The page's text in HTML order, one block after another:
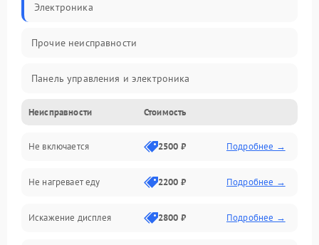
Электроника
Прочие неисправности
Панель управления и электроника
Дверца и корпус
Механика и внутренние элементы
Механические повреждения
Питание и запуск
Неисправности Стоимость
Не включается 2500 ₽ Подробнее →
Не нагревает еду 2200 ₽ Подробнее →
Искажение дисплея 2800 ₽ Подробнее →